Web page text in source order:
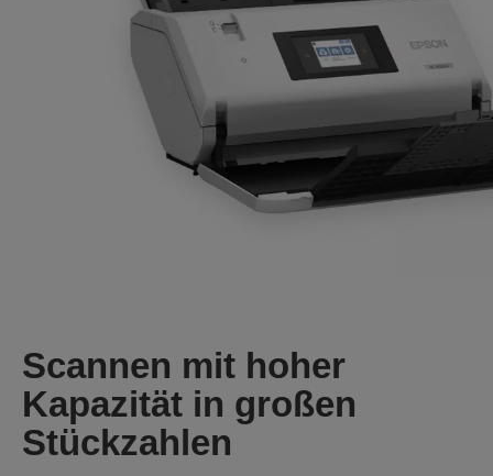
Scannen mit hoher
Kapazität in großen
Stückzahlen